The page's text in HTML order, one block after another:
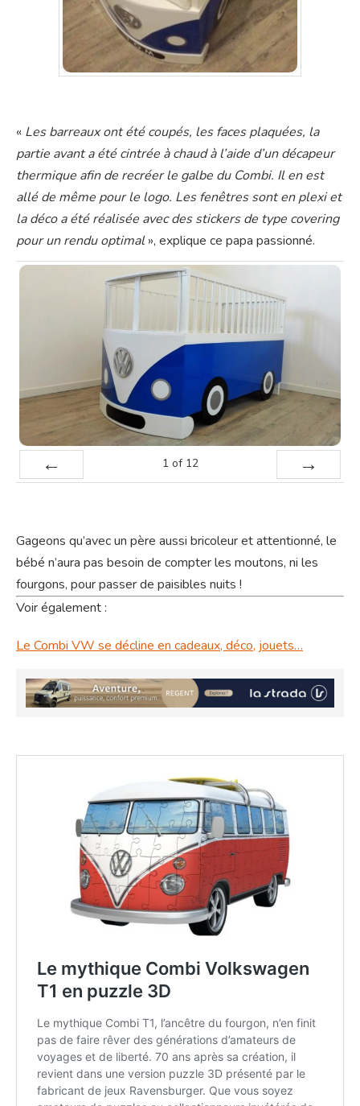
« Les barreaux ont été coupés, les faces plaquées, la
partie avant a été cintrée à chaud à l’aide d’un décapeur
thermique afin de recréer le galbe du Combi. Il en est
allé de même pour le logo. Les fenêtres sont en plexi et
la déco a été réalisée avec des stickers de type covering
pour un rendu optimal», explique ce papa passionné.
1 of 12
Gageons qu’avec un père aussi bricoleur et attentionné, le
bébé n’aura pas besoin de compter les moutons, ni les
fourgons, pour passer de paisibles nuits !
Voir également :
Le Combi VW se décline en cadeaux, déco, jouets…